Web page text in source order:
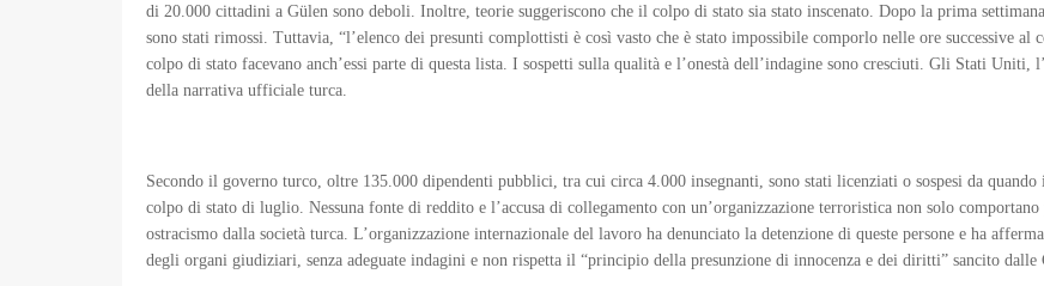
di 20.000 cittadini a Gülen sono deboli. Inoltre, teorie suggeriscono che il colpo di stato sia stato inscenato. Dopo la prima
sono stati rimossi. Tuttavia, “l’elenco dei presunti complottisti è così vasto che è stato impossibile comporlo nelle ore successive
colpo di stato facevano anch’essi parte di questa lista. I sospetti sulla qualità e l’onestà dell’indagine sono cresciuti. Gli Stati
della narrativa ufficiale turca.
Secondo il governo turco, oltre 135.000 dipendenti pubblici, tra cui circa 4.000 insegnanti, sono stati licenziati o sospesi da
colpo di stato di luglio. Nessuna fonte di reddito e l’accusa di collegamento con un’organizzazione terroristica non solo
ostracismo dalla società turca. L’organizzazione internazionale del lavoro ha denunciato la detenzione di queste persone e ha
degli organi giudiziari, senza adeguate indagini e non rispetta il “principio della presunzione di innocenza e dei diritti” sancito